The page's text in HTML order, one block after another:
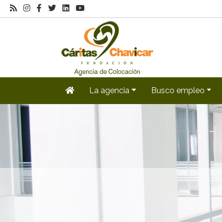
La agencia Busco empleo